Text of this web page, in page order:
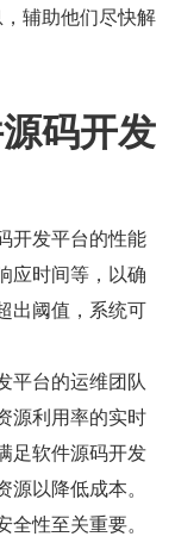
辅助他们尽快解
码开发
开发平台的性能
应时间等，以确
出阈值，系统可
平台的运维团队
源利用率的实时
足软件源码开发
以降低成本。
性至关重要。